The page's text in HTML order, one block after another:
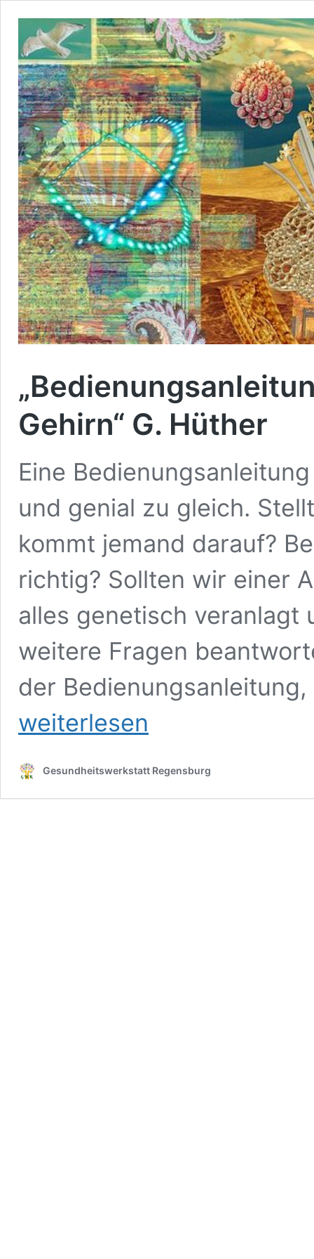
Gehirn“ G. Hüther
Eine
und genial zu gleich.
kommt jemand darauf?
richtig? Sollten wir einer
alles genetisch veranlagt
weitere Fragen
der
weiterlesen
Gesundheitswerkstatt Regensburg